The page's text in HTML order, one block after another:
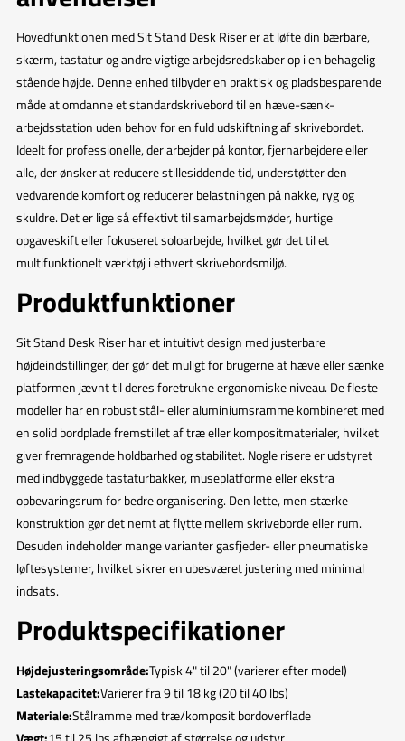
Hovedfunktionen med Sit Stand Desk Riser er at løfte din bærbare,
skærm, tastatur og andre vigtige arbejdsredskaber op i en behagelig
stående højde. Denne enhed tilbyder en praktisk og pladsbesparende
måde at omdanne et standardskrivebord til en hæve-sænk-
arbejdsstation uden behov for en fuld udskiftning af skrivebordet.
Ideelt for professionelle, der arbejder på kontor, fjernarbejdere eller
alle, der ønsker at reducere stillesiddende tid, understøtter den
vedvarende komfort og reducerer belastningen på nakke, ryg og
skuldre. Det er lige så effektivt til samarbejdsmøder, hurtige
opgaveskift eller fokuseret soloarbejde, hvilket gør det til et
multifunktionelt værktøj i ethvert skrivebordsmiljø.
Produktfunktioner
Sit Stand Desk Riser har et intuitivt design med justerbare
højdeindstillinger, der gør det muligt for brugerne at hæve eller sænke
platformen jævnt til deres foretrukne ergonomiske niveau. De fleste
modeller har en robust stål- eller aluminiumsramme kombineret med
en solid bordplade fremstillet af træ eller kompositmaterialer, hvilket
giver fremragende holdbarhed og stabilitet. Nogle risere er udstyret
med indbyggede tastaturbakker, museplatforme eller ekstra
opbevaringsrum for bedre organisering. Den lette, men stærke
konstruktion gør det nemt at flytte mellem skriveborde eller rum.
Desuden indeholder mange varianter gasfjeder- eller pneumatiske
løftesystemer, hvilket sikrer en ubesværet justering med minimal
indsats.
Produktspecifikationer
Højdejusteringsområde:Typisk 4" til 20" (varierer efter model)
Lastekapacitet:Varierer fra 9 til 18 kg (20 til 40 lbs)
Materiale:Stålramme med træ/komposit bordoverflade